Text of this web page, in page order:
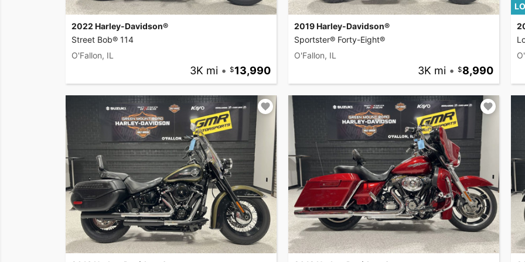
2022 Harley-Davidson®
Street Bob® 114
O'Fallon, IL
3K mi • 13,990
2019 Harley-Davidson®
Sportster® Forty-Eight®
O'Fallon, IL
3K mi • 8,990